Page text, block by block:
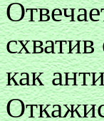
как